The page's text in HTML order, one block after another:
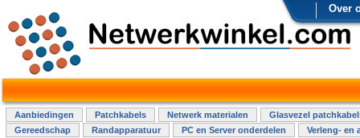
Over
Aanbiedingen Patchkabels Netwerk materialen
Glasvezel
Gereedschap
Randapparatuur PC en Server onderdelen
Verleng- en